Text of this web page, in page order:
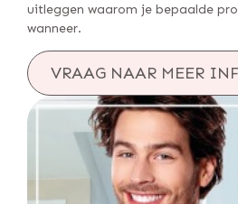
uitleggen waarom je bepaalde
wanneer.
VRAAG NAAR MEER